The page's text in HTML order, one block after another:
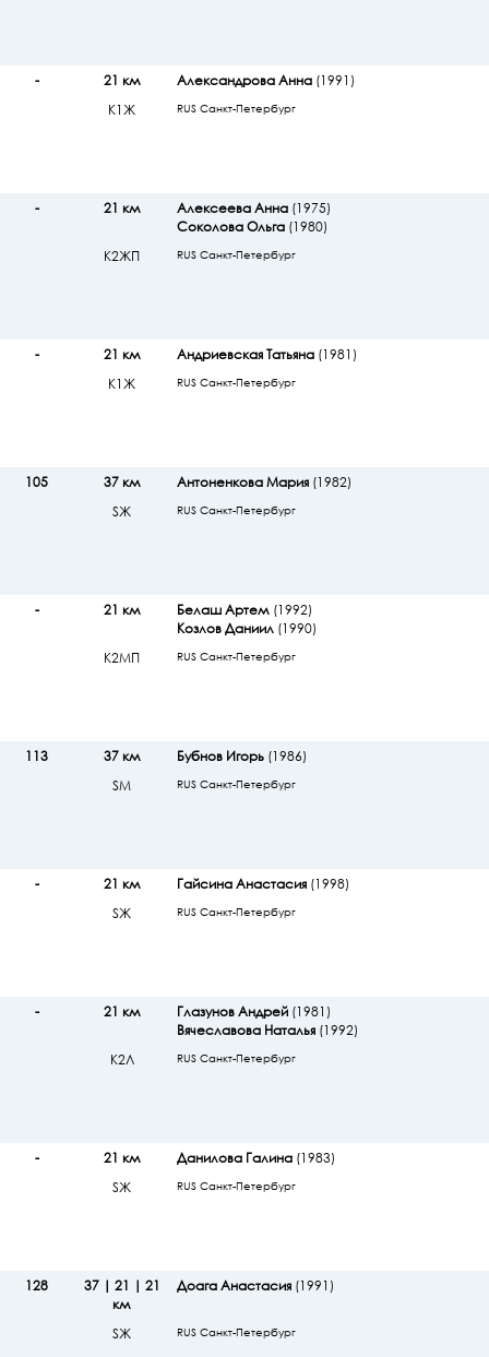
-
21 км
К1Ж
Александрова Анна(1991)
RUS Санкт-Петербург
- 21 км
К2ЖП
Алексеева Анна(1975)
Соколова Ольга(1980)
RUS Санкт-Петербург
-
21 км
К1Ж
Андриевская Татьяна(1981)
RUS Санкт-Петербург
105
37 км
SЖ
Антоненкова Мария(1982)
RUS Санкт-Петербург
- 21 км
К2МП
Белаш Артем(1992)
Козлов Даниил(1990)
RUS Санкт-Петербург
113
37 км
SМ
Бубнов Игорь(1986)
RUS Санкт-Петербург
-
21 км
SЖ
Гайсина Анастасия(1998)
RUS Санкт-Петербург
- 21 км
К2Л
Глазунов Андрей(1981)
Вячеславова Наталья(1992)
RUS Санкт-Петербург
-
21 км
SЖ
Данилова Галина(1983)
RUS Санкт-Петербург
128
37 | 21 | 21
км
SЖ
Доага Анастасия(1991)
RUS Санкт-Петербург